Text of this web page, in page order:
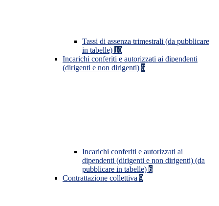
Tassi di assenza trimestrali (da pubblicare
in tabelle) 10
Incarichi conferiti e autorizzati ai dipendenti
(dirigenti e non dirigenti) 6
Incarichi conferiti e autorizzati ai
dipendenti (dirigenti e non dirigenti) (da
pubblicare in tabelle) 6
Contrattazione collettiva 9